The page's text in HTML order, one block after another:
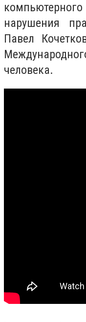
нарушения
Павел
человека.